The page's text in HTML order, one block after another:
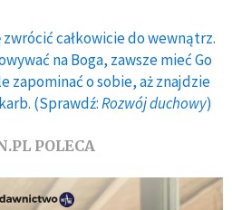
całkowicie do wewnątrz.
na Boga, zawsze mieć Go
zapominać o sobie, aż znajdzie
(Sprawdź:Rozwój duchowy)
POLECA